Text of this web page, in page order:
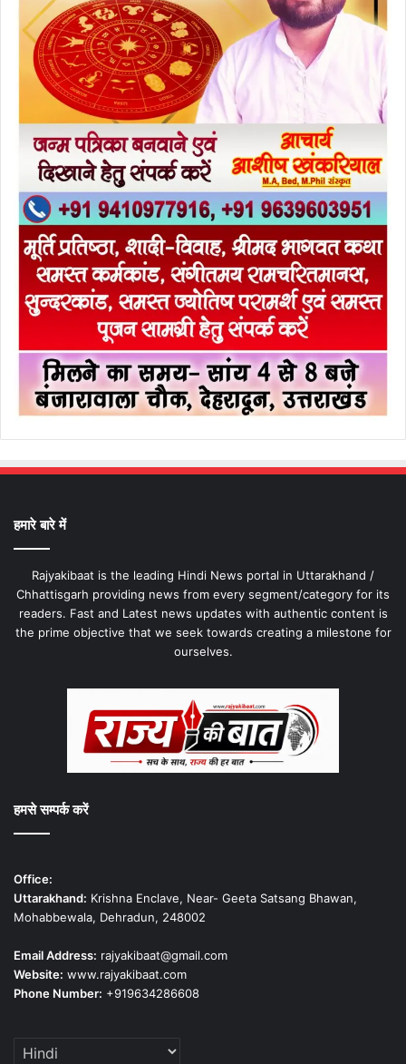
हमारे बारे में
Rajyakibaat is the leading Hindi News portal in Uttarakhand /
Chhattisgarh providing news from every segment/category for its
readers. Fast and Latest news updates with authentic content is
the prime objective that we seek towards creating a milestone for
ourselves.
हमसे सम्पर्क करें
Office:
Uttarakhand: Krishna Enclave, Near- Geeta Satsang Bhawan,
Mohabbewala, Dehradun, 248002
Email Address: rajyakibaat@gmail.com
Website: www.rajyakibaat.com
Phone Number: +919634286608